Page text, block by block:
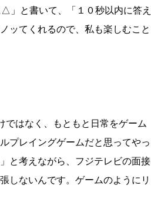
と書いて、「１０秒以内に答え
ッてくれるので、私も楽しむこと
ではなく、もともと日常をゲーム
プレイングゲームだと思ってやっ
と考えながら、フジテレビの面接
しないんです。ゲームのようにリ